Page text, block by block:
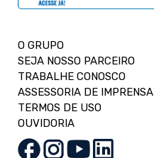
O GRUPO
SEJA NOSSO PARCEIRO
TRABALHE CONOSCO
ASSESSORIA DE IMPRENSA
TERMOS DE USO
OUVIDORIA